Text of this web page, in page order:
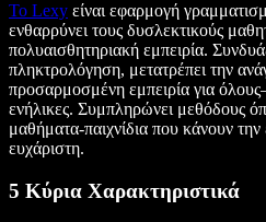
Το Lexy είναι εφαρμογή
ενθαρρύνει τους δυσλεκτικούς
πολυαισθητηριακή εμπειρία.
πληκτρολόγηση, μετατρέπει την
προσαρμοσμένη εμπειρία για
ενήλικες. Συμπληρώνει μεθόδους
μαθήματα-παιχνίδια που κάνουν
ευχάριστη.
5 Κύρια Χαρακτηριστικά